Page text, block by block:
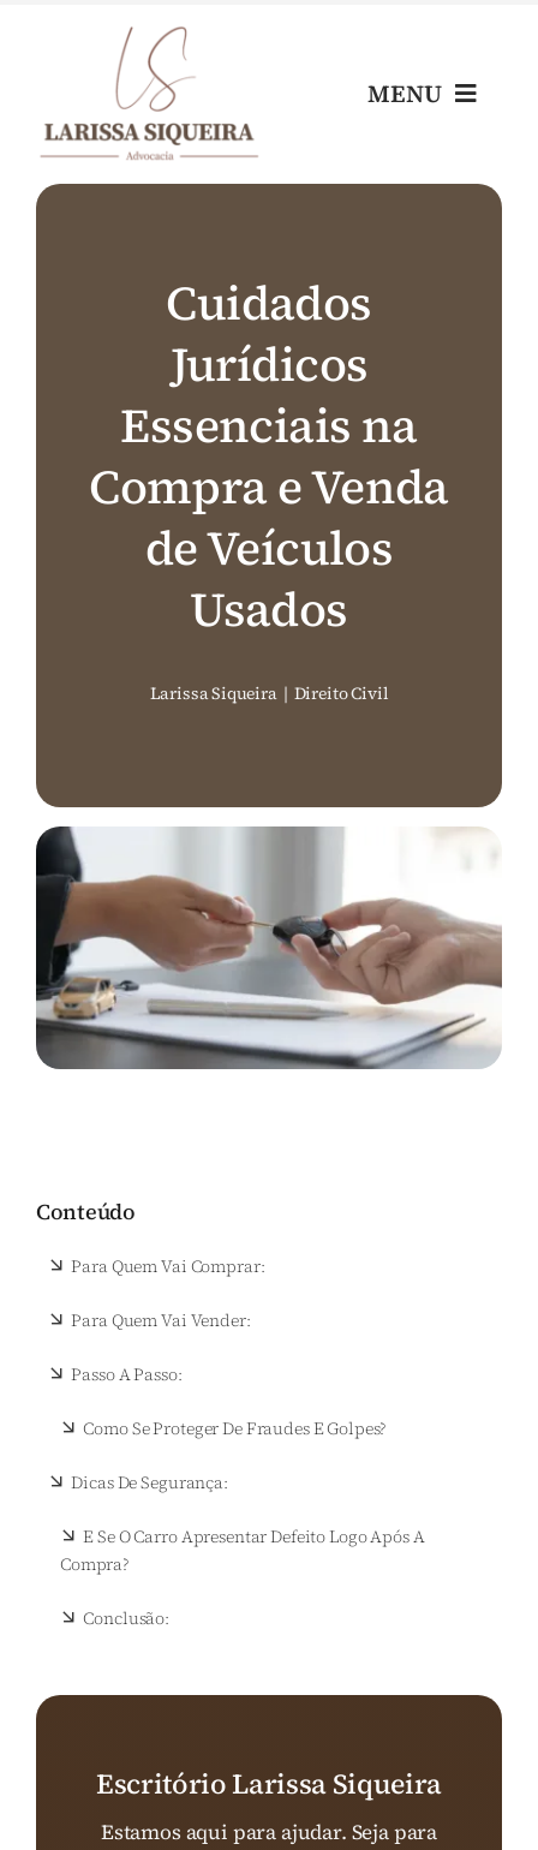
MENU
Home
Nossos Profissionais
Áreas de Atuação
Perguntas Frequentes (FAQ)
Cuidados
Jurídicos
Essenciais na
Compra e Venda
de Veículos
Usados
Larissa Siqueira | Direito Civil
Conteúdo
Para Quem Vai Comprar:
Para Quem Vai Vender:
Passo A Passo:
Como Se Proteger De Fraudes E Golpes?
Dicas De Segurança:
E Se O Carro Apresentar Defeito Logo Após A
Compra?
Conclusão:
Escritório Larissa Siqueira
Estamos aqui para ajudar. Seja para